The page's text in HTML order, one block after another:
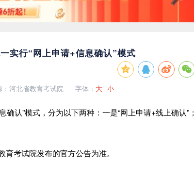
实行“网上申请+信息确认”模式
：河北省教育考试院 字体： 大 小
认”模式，分为以下两种：一是“网上申请+线上确认”
考试院发布的官方公告为准。